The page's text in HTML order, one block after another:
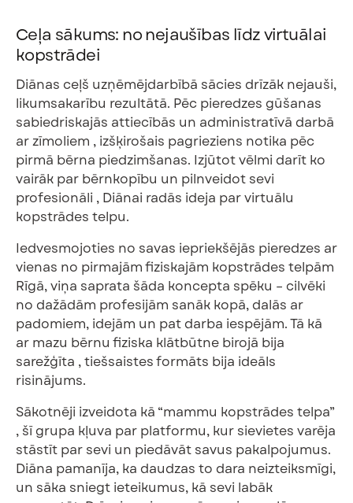
Ceļa sākums: no nejaušības līdz virtuālai
kopstrādei
Diānas ceļš uzņēmējdarbībā sācies drīzāk nejauši,
likumsakarību rezultātā. Pēc pieredzes gūšanas
sabiedriskajās attiecībās un administratīvā darbā
ar zīmoliem , izšķirošais pagrieziens notika pēc
pirmā bērna piedzimšanas. Izjūtot vēlmi darīt ko
vairāk par bērnkopību un pilnveidot sevi
profesionāli , Diānai radās ideja par virtuālu
kopstrādes telpu.
Iedvesmojoties no savas iepriekšējās pieredzes ar
vienas no pirmajām fiziskajām kopstrādes telpām
Rīgā, viņa saprata šāda koncepta spēku – cilvēki
no dažādām profesijām sanāk kopā, dalās ar
padomiem, idejām un pat darba iespējām. Tā kā
ar mazu bērnu fiziska klātbūtne birojā bija
sarežģīta , tiešsaistes formāts bija ideāls
risinājums.
Sākotnēji izveidota kā “mammu kopstrādes telpa”
, šī grupa kļuva par platformu, kur sievietes varēja
stāstīt par sevi un piedāvāt savus pakalpojumus.
Diāna pamanīja, ka daudzas to dara neizteiksmīgi,
un sāka sniegt ieteikumus, kā sevi labāk